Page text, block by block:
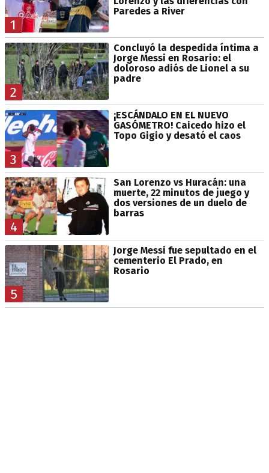
1
Paredes a River
2
Concluyó la despedida íntima a
Jorge Messi en Rosario: el
doloroso adiós de Lionel a su
padre
3
¡ESCÁNDALO EN EL NUEVO
GASÓMETRO! Caicedo hizo el
Topo Gigio y desató el caos
4
San Lorenzo vs Huracán: una
muerte, 22 minutos de juego y
dos versiones de un duelo de
barras
5
Jorge Messi fue sepultado en el
cementerio El Prado, en
Rosario